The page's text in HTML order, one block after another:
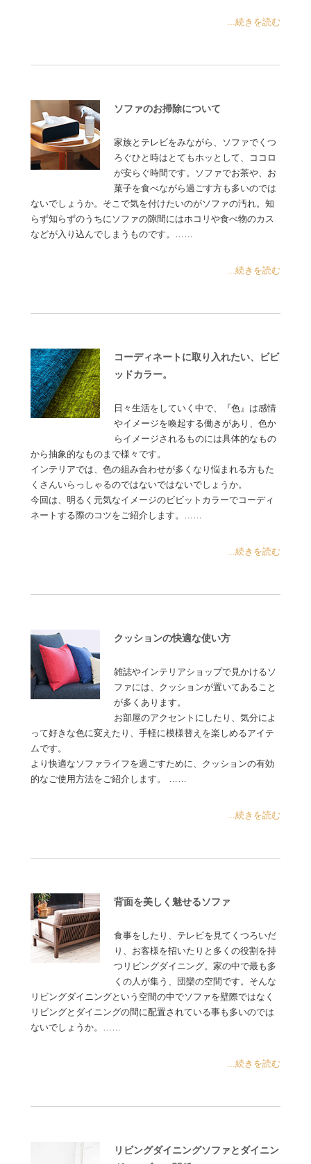
...続きを読む
ソファのお掃除について
家族とテレビをみながら、ソファでくつ
ろぐひと時はとてもホッとして、ココロ
が安らぐ時間です。ソファでお茶や、お
菓子を食べながら過ごす方も多いのでは
ないでしょうか。そこで気を付けたいのがソファの汚れ。知
らず知らずのうちにソファの隙間にはホコリや食べ物のカス
などが入り込んでしまうものです。……
...続きを読む
コーディネートに取り入れたい、ビビ
ッドカラー。
日々生活をしていく中で、『色』は感情
やイメージを喚起する働きがあり、色か
らイメージされるものには具体的なもの
から抽象的なものまで様々です。
インテリアでは、色の組み合わせが多くなり悩まれる方もた
くさんいらっしゃるのではないではないでしょうか。
今回は、明るく元気なイメージのビビットカラーでコーディ
ネートする際のコツをご紹介します。……
...続きを読む
クッションの快適な使い方
雑誌やインテリアショップで見かけるソ
ファには、クッションが置いてあること
が多くあります。
お部屋のアクセントにしたり、気分によ
って好きな色に変えたり、手軽に模様替えを楽しめるアイテ
ムです。
より快適なソファライフを過ごすために、クッションの有効
的なご使用方法をご紹介します。 ……
...続きを読む
背面を美しく魅せるソファ
食事をしたり、テレビを見てくつろいだ
り、お客様を招いたりと多くの役割を持
つリビングダイニング。家の中で最も多
くの人が集う、団欒の空間です。そんな
リビングダイニングという空間の中でソファを壁際ではなく
リビングとダイニングの間に配置されている事も多いのでは
ないでしょうか。……
...続きを読む
リビングダイニングソファとダイニン